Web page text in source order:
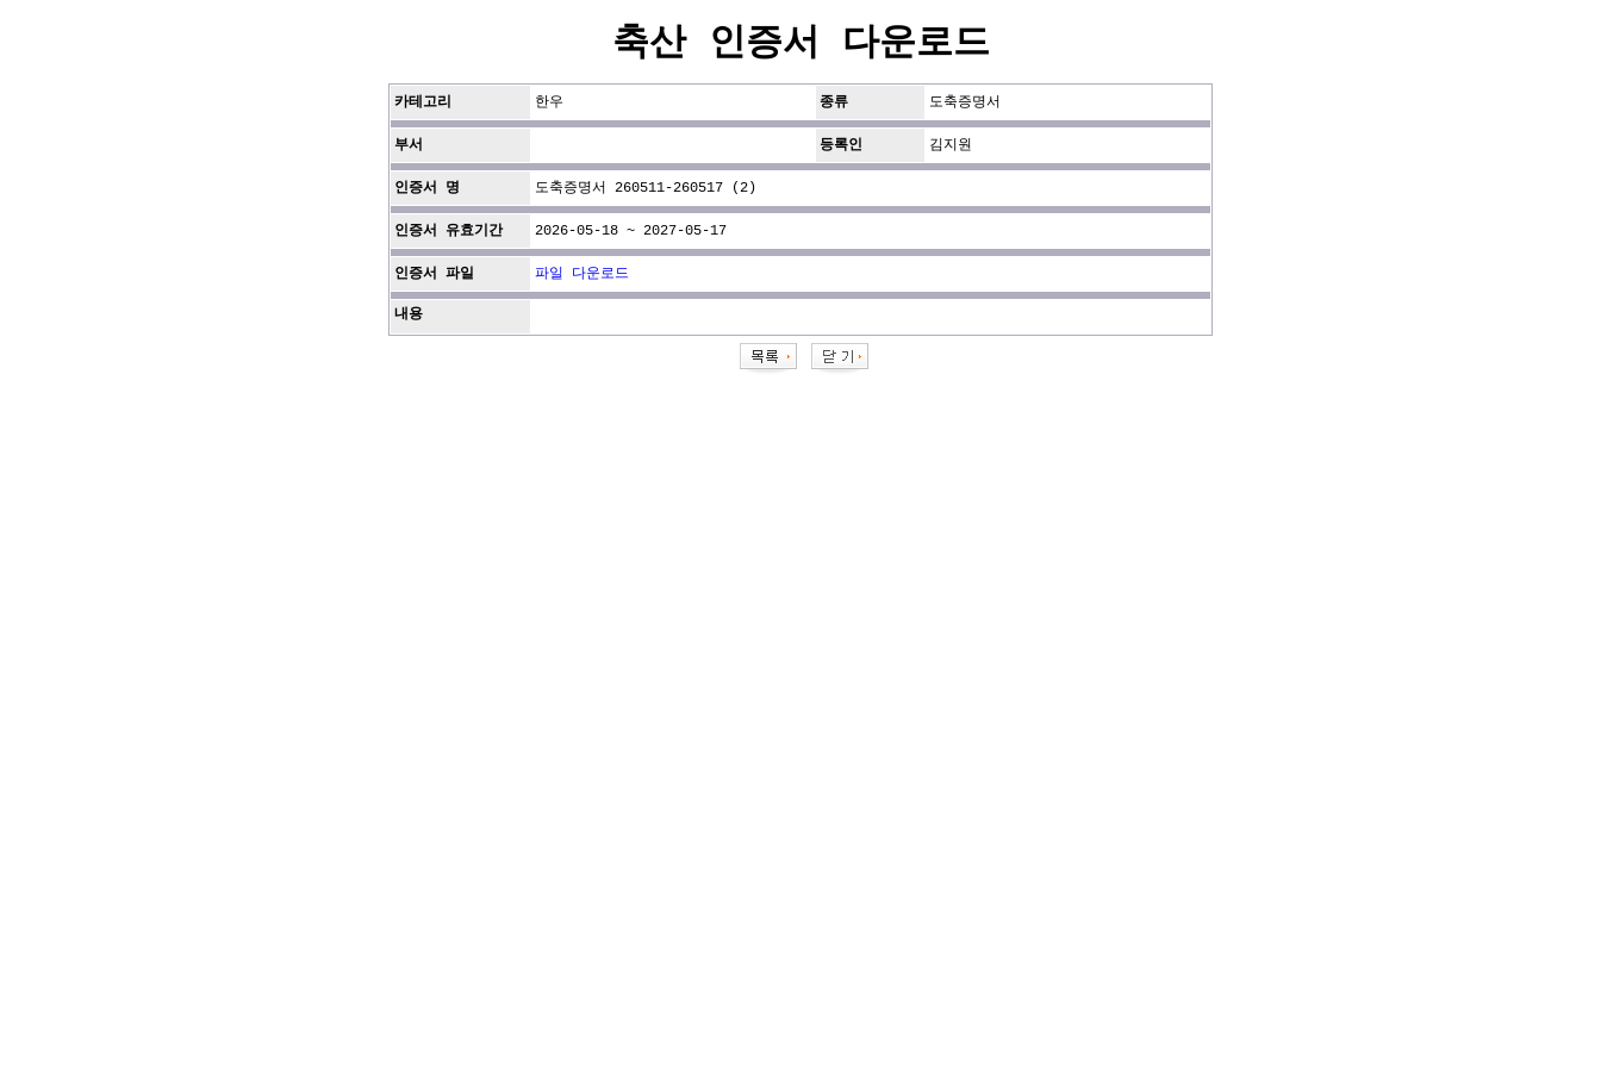
축산 인증서 다운로드
카테고리 한우 종류 도축증명서
부서 등록인 김지원
인증서 명 도축증명서 260511-260517 (2)
인증서 유효기간 2026-05-18 ~ 2027-05-17
인증서 파일 파일 다운로드
내용